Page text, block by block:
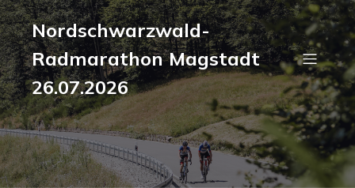
Nordschwarzwald-
Radmarathon Magstadt
26.07.2026